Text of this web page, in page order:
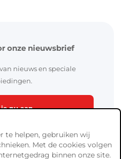
onze nieuwsbrief
nieuws en speciale
nu aan
te helpen, gebruiken wij
Met de cookies volgen
binnen onze site.